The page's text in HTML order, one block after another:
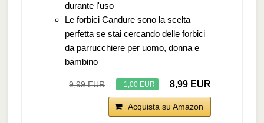
durante l'uso
Le forbici Candure sono la scelta
perfetta se stai cercando delle forbici
da parrucchiere per uomo, donna e
bambino
9,99 EUR −1,00 EUR 8,99 EUR
Acquista su Amazon